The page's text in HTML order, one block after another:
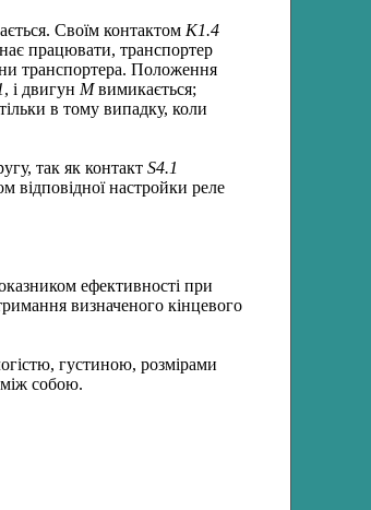
Своїм контактом K1.4
працювати, транспортер
транспортера. Положення
, і двигун Mвимикається;
в тому випадку, коли
так як контакт S4.1
відповідної настройки реле
ефективності при
визначеного кінцевого
густиною, розмірами
між собою.